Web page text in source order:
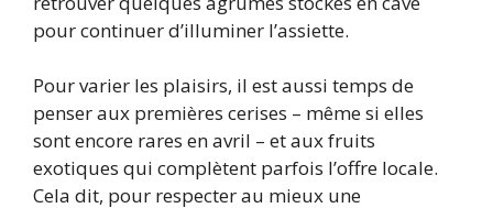
pour continuer d’illuminer l’assiette.
Pour varier les plaisirs, il est aussi temps de
penser aux premières cerises – même si elles
sont encore rares en avril – et aux fruits
exotiques qui complètent parfois l’offre locale.
Cela dit, pour respecter au mieux une